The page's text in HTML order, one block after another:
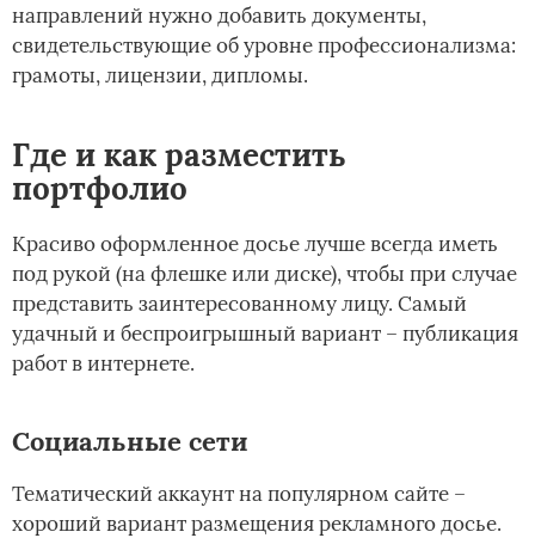
направлений нужно добавить документы,
свидетельствующие об уровне профессионализма:
грамоты, лицензии, дипломы.
Где и как разместить
портфолио
Красиво оформленное досье лучше всегда иметь
под рукой (на флешке или диске), чтобы при случае
представить заинтересованному лицу. Самый
удачный и беспроигрышный вариант – публикация
работ в интернете.
Социальные сети
Тематический аккаунт на популярном сайте –
хороший вариант размещения рекламного досье.